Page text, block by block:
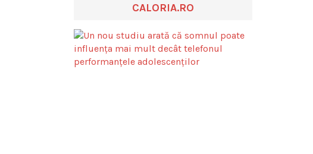
CALORIA.RO